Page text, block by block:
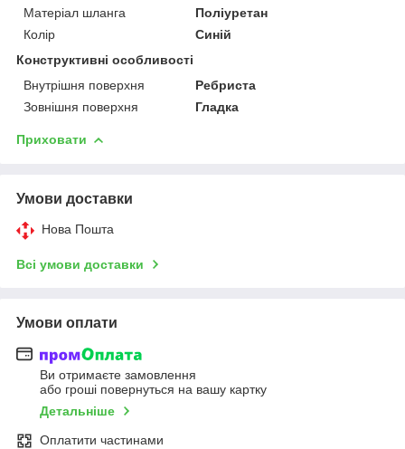
Матеріал шланга
Поліуретан
Колір
Синій
Конструктивні особливості
Внутрішня поверхня
Ребриста
Зовнішня поверхня
Гладка
Приховати
Умови доставки
Нова Пошта
Всі умови доставки
Умови оплати
Ви отримаєте замовлення
або гроші повернуться на вашу картку
Детальніше
Оплатити частинами